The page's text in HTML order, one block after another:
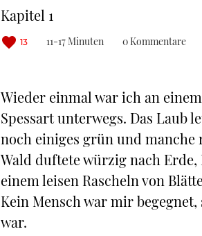
Kapitel 1
13 11-17 Minuten 0 Kommentare
Wieder einmal war ich an
Spessart unterwegs. Das Laub
noch einiges grün und
Wald duftete würzig nach
einem leisen Rascheln von
Kein Mensch war mir
war.